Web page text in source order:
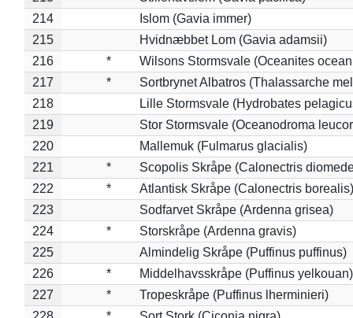
214
Islom (Gavia immer)
215
Hvidnæbbet Lom (Gavia adamsii)
216
*
Wilsons Stormsvale (Oceanites
217
*
Sortbrynet Albatros (Thalassarche
218
Lille Stormsvale (Hydrobates
219
Stor Stormsvale (Oceanodroma
220
Mallemuk (Fulmarus glacialis)
221
*
Scopolis Skråpe (Calonectris
222
*
Atlantisk Skråpe (Calonectris borealis)
223
Sodfarvet Skråpe (Ardenna grisea)
224
*
Storskråpe (Ardenna gravis)
225
Almindelig Skråpe (Puffinus puffinus)
226
*
Middelhavsskråpe (Puffinus yelkouan)
227
*
Tropeskråpe (Puffinus lherminieri)